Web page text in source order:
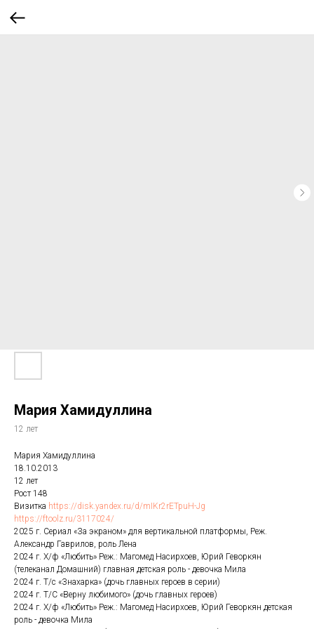
Мария Хамидуллина
12 лет
Мария Хамидуллина
18.10.2013
12 лет
Рост 148
Визитка https://disk.yandex.ru/d/mIKr2rETpuH-Jg
https://ftoolz.ru/3117024/
2025 г. Сериал «За экраном» для вертикальной платформы, Реж.
Александр Гаврилов, роль Лена
2024 г. Х/ф «Любить» Реж.: Магомед Насирхоев, Юрий Геворкян
(телеканал Домашний) главная детская роль - девочка Мила
2024 г. Т/с «Знахарка» (дочь главных героев в серии)
2024 г. Т/С «Верну любимого» (дочь главных героев)
2024 г. Х/ф «Любить» Реж.: Магомед Насирхоев, Юрий Геворкян детская
роль - девочка Мила